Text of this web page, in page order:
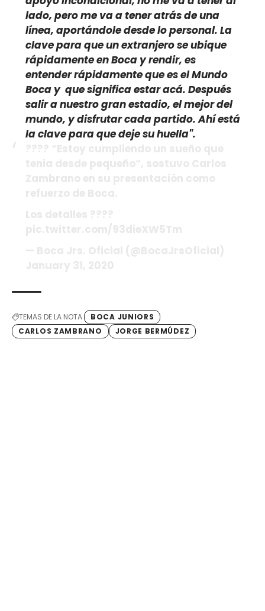
lado, pero me va a tener atrás de una
línea, aportándole desde lo personal. La
clave para que un extranjero se ubique
rápidamente en Boca y rendir, es
entender rápidamente que es el Mundo
Boca y que significa estar acá. Después
salir a nuestro gran estadio, el mejor del
mundo, y disfrutar cada partido. Ahí está
la clave para que deje su huella".
TEMAS DE LA NOTA
BOCA JUNIORS
CARLOS ZAMBRANO
JORGE BERMÚDEZ